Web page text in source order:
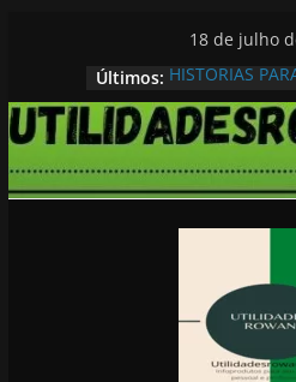
conteúdo
18 de julho
Últimos: HISTORIAS